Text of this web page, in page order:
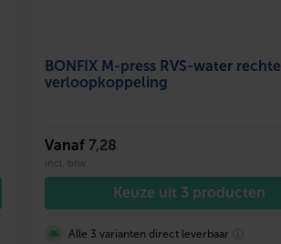
BONFIX M-press RVS-water rechte
verloopkoppeling
Vanaf 7,28
incl. btw
Keuze uit 3 producten
Alle 3 varianten direct leverbaar